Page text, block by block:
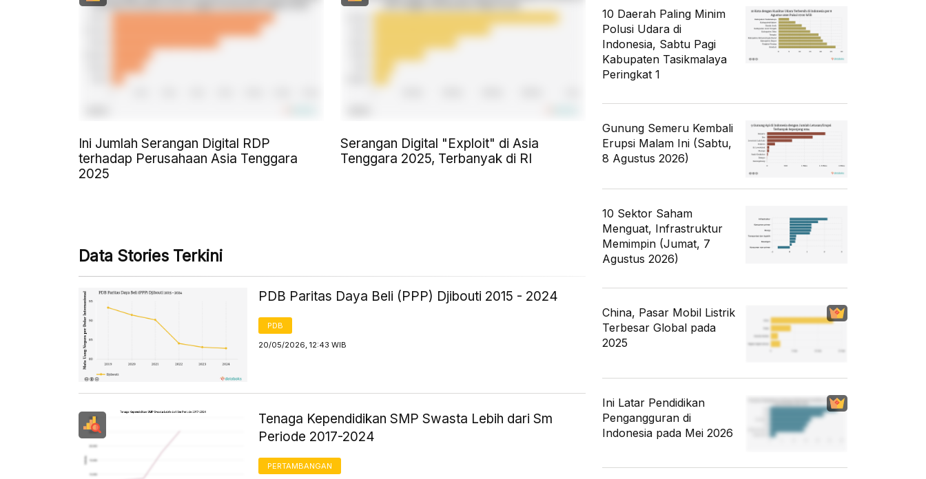
Ini Jumlah Serangan Digital RDP
terhadap Perusahaan Asia Tenggara
2025
Serangan Digital "Exploit" di Asia
Tenggara 2025, Terbanyak di RI
Data Stories Terkini
PDB Paritas Daya Beli (PPP) Djibouti 2015 - 2024
PDB
20/05/2026, 12:43 WIB
Tenaga Kependidikan SMP Swasta Lebih dari Sm
Periode 2017-2024
PERTAMBANGAN
10 Daerah Paling Minim
Polusi Udara di
Indonesia, Sabtu Pagi
Kabupaten Tasikmalaya
Peringkat 1
Gunung Semeru Kembali
Erupsi Malam Ini (Sabtu,
8 Agustus 2026)
10 Sektor Saham
Menguat, Infrastruktur
Memimpin (Jumat, 7
Agustus 2026)
China, Pasar Mobil Listrik
Terbesar Global pada
2025
Ini Latar Pendidikan
Pengangguran di
Indonesia pada Mei 2026